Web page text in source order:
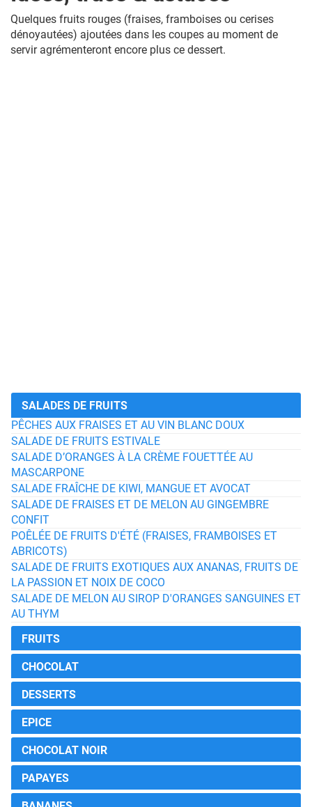
Quelques fruits rouges (fraises, framboises ou cerises
dénoyautées) ajoutées dans les coupes au moment de
servir agrémenteront encore plus ce dessert.
SALADES DE FRUITS
PÊCHES AUX FRAISES ET AU VIN BLANC DOUX
SALADE DE FRUITS ESTIVALE
SALADE D’ORANGES À LA CRÈME FOUETTÉE AU
MASCARPONE
SALADE FRAÎCHE DE KIWI, MANGUE ET AVOCAT
SALADE DE FRAISES ET DE MELON AU GINGEMBRE
CONFIT
POÊLÉE DE FRUITS D'ÉTÉ (FRAISES, FRAMBOISES ET
ABRICOTS)
SALADE DE FRUITS EXOTIQUES AUX ANANAS, FRUITS DE
LA PASSION ET NOIX DE COCO
SALADE DE MELON AU SIROP D'ORANGES SANGUINES ET
AU THYM
FRUITS
CHOCOLAT
DESSERTS
EPICE
CHOCOLAT NOIR
PAPAYES